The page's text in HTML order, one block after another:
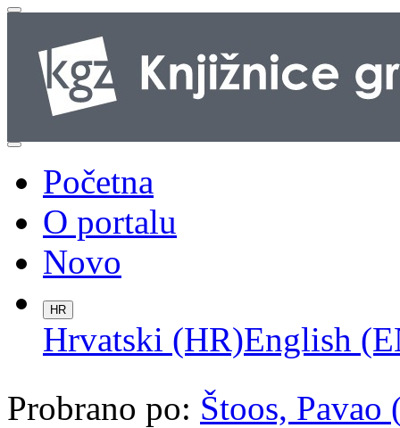
Početna
O portalu
Novo
HR
Hrvatski (HR)English
Probrano po: Štoos,